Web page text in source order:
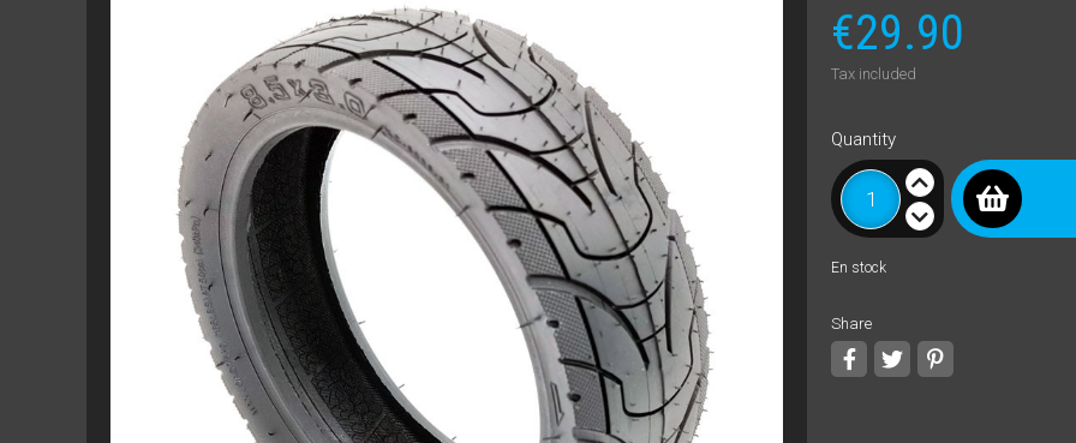
€29.90
Tax included
Quantity
En stock
Share